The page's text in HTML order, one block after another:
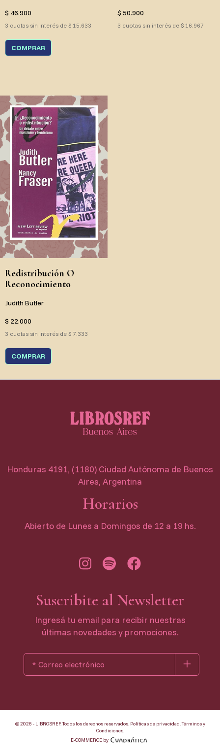
$ 46.900
3 cuotas sin interés de $ 15.633
COMPRAR
$ 50.900
3 cuotas sin interés de $ 16.967
Redistribución O
Reconocimiento
Judith Butler
$ 22.000
3 cuotas sin interés de $ 7.333
COMPRAR
Honduras 4191, (1180) Ciudad Autónoma de Buenos
Aires, Argentina
Horarios
Abierto de Lunes a Domingos de 12 a 19 hs.
Suscribite al Newsletter
Ingresá tu email para recibir nuestras
últimas novedades y promociones.
© 2026 - LIBROSREF. Todos los derechos reservados. Políticas de privacidad.Términos y
Condiciones.
E-COMMERCE by